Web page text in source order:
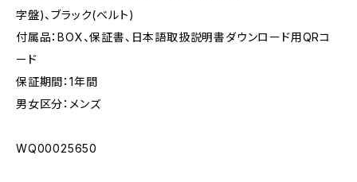
字盤)、ブラック(ベルト)
付属品：BOX、保証書、日本語取扱説明書ダウンロード用QRコ
ード
保証期間：1年間
男女区分：メンズ
WQ00025650